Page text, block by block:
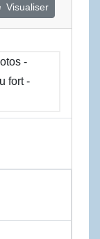
Visualiser